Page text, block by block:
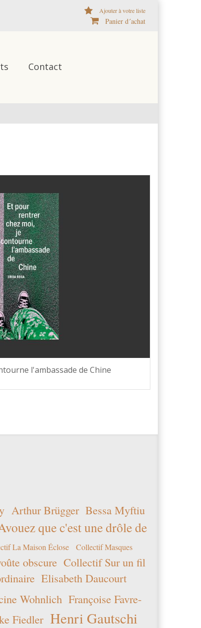
Ajouter à votre liste
Panier d´achat
Contact
l'ambassade de Chine
Arthur Brügger Bessa Myftiu
que c'est une drôle de
La Maison Éclose Collectif Masques
obscure Collectif Sur un fil
Elisabeth Daucourt
Wohnlich Françoise Favre-
Fiedler Henri Gautschi